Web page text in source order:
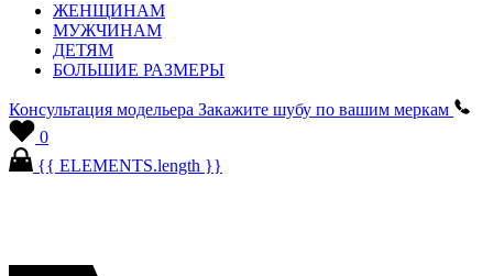
ЖЕНЩИНАМ
МУЖЧИНАМ
ДЕТЯМ
БОЛЬШИЕ РАЗМЕРЫ
Консультация модельера Закажите шубу по вашим меркам
0
{{ ELEMENTS.length }}